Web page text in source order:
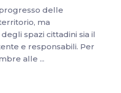
delle
ma
spazi cittadini sia il
e responsabili. Per
alle